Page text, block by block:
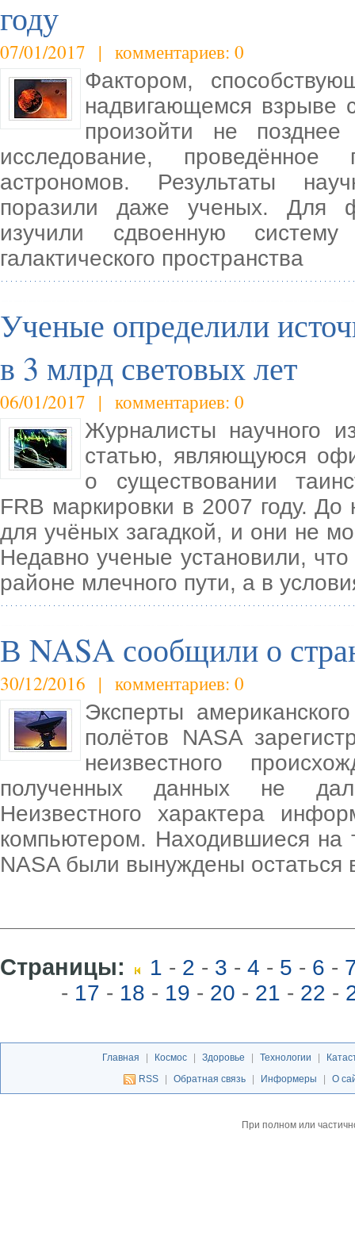
году
07/01/2017 | комментариев: 0
Фактором,
надвигающемся взрыве
произойти не позднее
исследование,
астрономов. Результаты
поразили даже ученых. Для
изучили сдвоенную
галактического пространства
Ученые определили
в 3 млрд световых лет
06/01/2017 | комментариев: 0
Журналисты научного
статью, являющуюся
о существовании
FRB маркировки в 2007 году.
для учёных загадкой, и они не
Недавно ученые установили,
районе млечного пути, а в
В NASA сообщили о
30/12/2016 | комментариев: 0
Эксперты
полётов NASA
неизвестного
полученных данных не дал
Неизвестного характера
компьютером. Находившиеся на
NASA были вынуждены остаться
Страницы: 1 - 2 - 3 - 4 - 5 - 6 -
- 17 - 18 - 19 - 20 - 21 - 22 -
Главная Космос Здоровье Технологии
RSS
Обратная связь Информеры О
При полном или